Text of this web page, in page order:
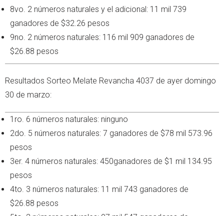
8vo. 2 números naturales y el adicional: 11 mil 739
ganadores de $32.26 pesos
9no. 2 números naturales: 116 mil 909 ganadores de
$26.88 pesos
Resultados Sorteo Melate Revancha 4037 de ayer domingo
30 de marzo:
1ro. 6 números naturales: ninguno
2do. 5 números naturales: 7 ganadores de $78 mil 573.96
pesos
3er. 4 números naturales: 450ganadores de $1 mil 134.95
pesos
4to. 3 números naturales: 11 mil 743 ganadores de
$26.88 pesos